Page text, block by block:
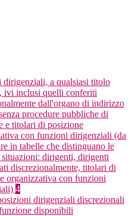
dirigenziali, a qualsiasi titolo
ivi inclusi quelli conferiti
dall'organo di indirizzo
procedure pubbliche di
e titolari di posizione
con funzioni dirigenziali (da
in tabelle che distinguano le
situazioni: dirigenti, dirigenti
discrezionalmente, titolari di
organizzativa con funzioni
4
dirigenziali discrezionali
disponibili